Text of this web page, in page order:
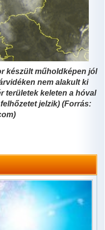
készült műholdképen jól
nem alakult ki
területek keleten a hóval
jelzik) (Forrás: